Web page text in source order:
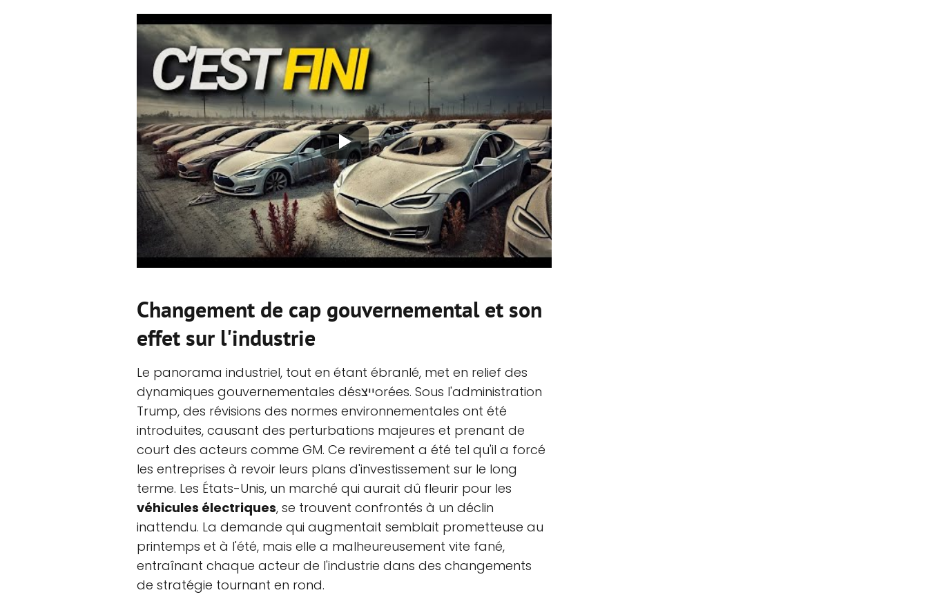
Changement de cap gouvernemental et son
effet sur l'industrie
Le panorama industriel, tout en étant ébranlé, met en relief des
dynamiques gouvernementales désייצorées. Sous l'administration
Trump, des révisions des normes environnementales ont été
introduites, causant des perturbations majeures et prenant de
court des acteurs comme GM. Ce revirement a été tel qu'il a forcé
les entreprises à revoir leurs plans d'investissement sur le long
terme. Les États-Unis, un marché qui aurait dû fleurir pour les
véhicules électriques, se trouvent confrontés à un déclin
inattendu. La demande qui augmentait semblait prometteuse au
printemps et à l'été, mais elle a malheureusement vite fané,
entraînant chaque acteur de l'industrie dans des changements
de stratégie tournant en rond.